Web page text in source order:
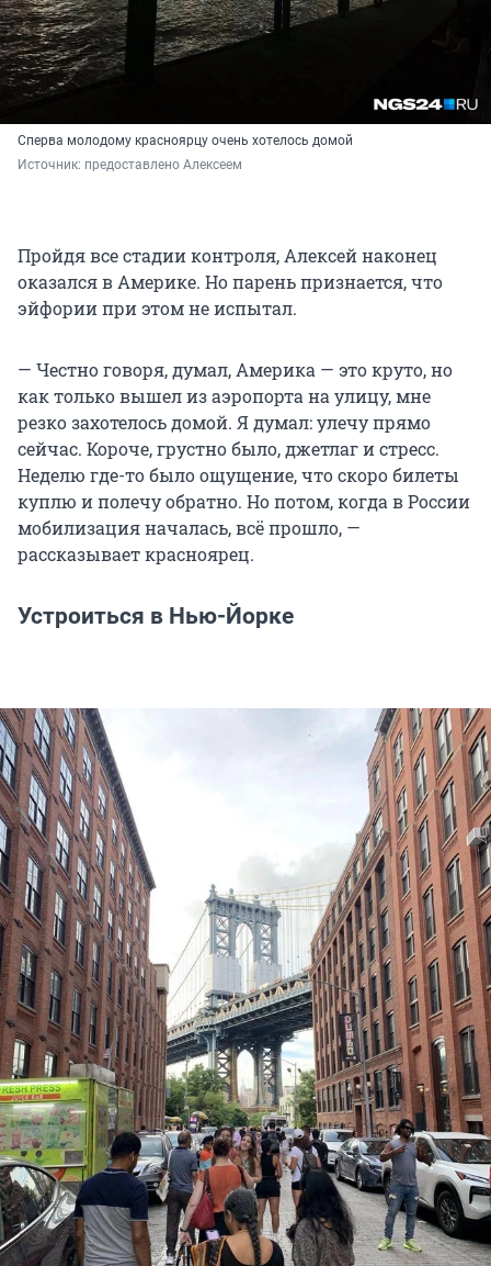
Сперва молодому красноярцу очень хотелось домой
Источник: предоставлено Алексеем
Пройдя все стадии контроля, Алексей наконец
оказался в Америке. Но парень признается, что
эйфории при этом не испытал.
— Честно говоря, думал, Америка — это круто, но
как только вышел из аэропорта на улицу, мне
резко захотелось домой. Я думал: улечу прямо
сейчас. Короче, грустно было, джетлаг и стресс.
Неделю где-то было ощущение, что скоро билеты
куплю и полечу обратно. Но потом, когда в России
мобилизация началась, всё прошло, —
рассказывает красноярец.
Устроиться в Нью-Йорке